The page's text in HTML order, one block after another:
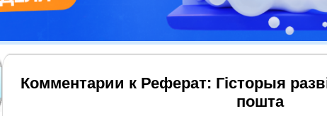
Комментарии к Реферат: Гісторыя
пошта